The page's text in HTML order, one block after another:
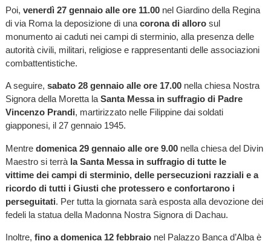
Poi, venerdì 27 gennaio alle ore 11.00 nel Giardino della Regina
di via Roma la deposizione di una corona di allorosul
monumento ai caduti nei campi di sterminio, alla presenza delle
autorità civili, militari, religiose e rappresentanti delle associazioni
combattentistiche.
A seguire, sabato 28 gennaio alle ore 17.00nella chiesa Nostra
Signora della Moretta laSanta Messa in suffragio di Padre
Vincenzo Prandi, martirizzato nelle Filippine dai soldati
giapponesi, il 27 gennaio 1945.
Mentre domenica 29 gennaio alle ore 9.00nella chiesa del Divin
Maestro si terrà la Santa Messa in suffragio di tutte le
vittime dei campi di sterminio, delle persecuzioni razziali e a
ricordo di tutti i Giusti che protessero e confortarono i
perseguitati. Per tutta la giornata sarà esposta alla devozione dei
fedeli la statua della Madonna Nostra Signora di Dachau.
Inoltre, fino a domenica 12 febbraionel Palazzo Banca d’Alba è